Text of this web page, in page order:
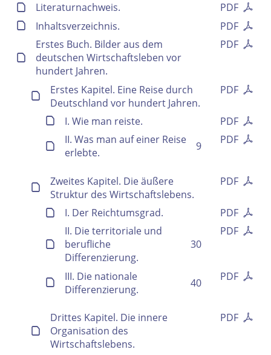
PDF
Literaturnachweis.
PDF
Inhaltsverzeichnis.
PDF
Erstes Buch. Bilder aus dem
deutschen Wirtschaftsleben vor
hundert Jahren.
PDF
Erstes Kapitel. Eine Reise durch
Deutschland vor hundert Jahren.
PDF
I. Wie man reiste.
PDF
9
II. Was man auf einer Reise
erlebte.
PDF
Zweites Kapitel. Die äußere
Struktur des Wirtschaftslebens.
PDF
I. Der Reichtumsgrad.
PDF
30
II. Die territoriale und
berufliche
Differenzierung.
PDF
40
III. Die nationale
Differenzierung.
PDF
Drittes Kapitel. Die innere
Organisation des
Wirtschaftslebens.